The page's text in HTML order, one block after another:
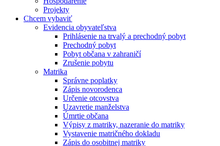
Projekty
Chcem vybaviť
Evidencia obyvateľstva
Prihlásenie na trvalý a prechodný pobyt
Prechodný pobyt
Pobyt občana v zahraničí
Zrušenie pobytu
Matrika
Správne poplatky
Zápis novorodenca
Určenie otcovstva
Uzavretie manželstva
Úmrtie občana
Výpisy z matriky, nazeranie do matriky
Vystavenie matričného dokladu
Zápis do osobitnej matriky